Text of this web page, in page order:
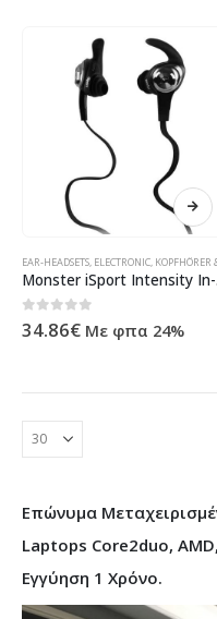
EAR-HEADSETS, ELECTRONIC, KOPFHÖRER &
0out of 5
34.86€ Με φπα 24%
Επώνυμα
Laptops Core2duo,
Εγγύηση 1 Χρόνο.